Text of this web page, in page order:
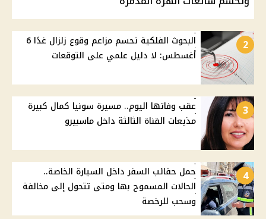
2
البحوث الفلكية تحسم مزاعم وقوع زلزال غدًا 6
أغسطس: لا دليل علمي على التوقعات
3
عقب وفاتها اليوم.. مسيرة سونيا كمال كبيرة
مذيعات القناة الثالثة داخل ماسبيرو
4
حمل حقائب السفر داخل السيارة الخاصة..
الحالات المسموح بها ومتى تتحول إلى مخالفة
وسحب للرخصة